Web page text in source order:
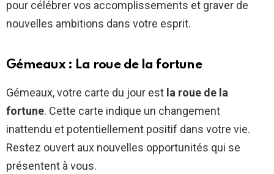
pour célébrer vos accomplissements et graver de
nouvelles ambitions dans votre esprit.
Gémeaux : La roue de la fortune
Gémeaux, votre carte du jour est la roue de la
fortune. Cette carte indique un changement
inattendu et potentiellement positif dans votre vie.
Restez ouvert aux nouvelles opportunités qui se
présentent à vous.